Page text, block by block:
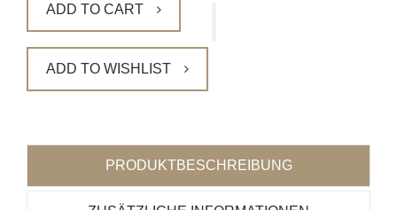
ADD TO CART
ADD TO WISHLIST
PRODUKTBESCHREIBUNG